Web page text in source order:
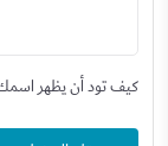
كيف تود أن يظهر اسمك